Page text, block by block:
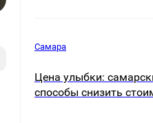
Самара
Цена улыбки:
способы снизить